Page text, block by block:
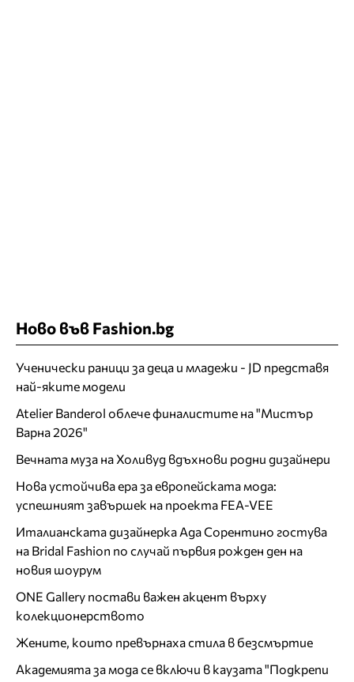
Ново във Fashion.bg
Ученически раници за деца и младежи - JD представя
най-яките модели
Atelier Banderol облече финалистите на "Мистър
Варна 2026"
Вечната муза на Холивуд вдъхнови родни дизайнери
Нова устойчива ера за европейската мода:
успешният завършек на проекта FEA-VEE
Италианската дизайнерка Ада Сорентино гостува
на Bridal Fashion по случай първия рожден ден на
новия шоурум
ONE Gallery постави важен акцент върху
колекционерството
Жените, които превърнаха стила в безсмъртие
Академията за мода се включи в каузата "Подкрепи